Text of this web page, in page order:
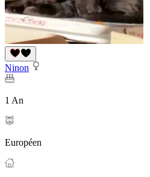
Ninon
1 An
Européen